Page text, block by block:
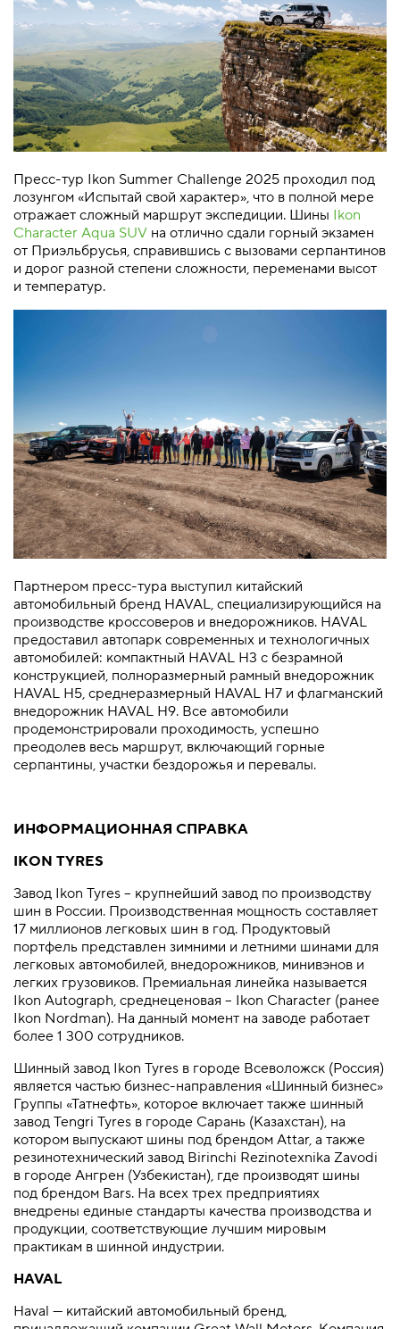
Пресс-тур Ikon Summer Challenge 2025 проходил под
лозунгом «Испытай свой характер», что в полной мере
отражает сложный маршрут экспедиции. Шины Ikon
Character Aqua SUV на отлично сдали горный экзамен
от Приэльбрусья, справившись с вызовами серпантинов
и дорог разной степени сложности, переменами высот
и температур.
Партнером пресс-тура выступил китайский
автомобильный бренд HAVAL, специализирующийся на
производстве кроссоверов и внедорожников. HAVAL
предоставил автопарк современных и технологичных
автомобилей: компактный HAVAL H3 с безрамной
конструкцией, полноразмерный рамный внедорожник
HAVAL H5, среднеразмерный HAVAL H7 и флагманский
внедорожник HAVAL H9. Все автомобили
продемонстрировали проходимость, успешно
преодолев весь маршрут, включающий горные
серпантины, участки бездорожья и перевалы.
ИНФОРМАЦИОННАЯ СПРАВКА
IKON TYRES
Завод Ikon Tyres – крупнейший завод по производству
шин в России. Производственная мощность составляет
17 миллионов легковых шин в год. Продуктовый
портфель представлен зимними и летними шинами для
легковых автомобилей, внедорожников, минивэнов и
легких грузовиков. Премиальная линейка называется
Ikon Autograph, среднеценовая – Ikon Character (ранее
Ikon Nordman). На данный момент на заводе работает
более 1 300 сотрудников.
Шинный завод Ikon Tyres в городе Всеволожск (Россия)
является частью бизнес-направления «Шинный бизнес»
Группы «Татнефть», которое включает также шинный
завод Tengri Tyres в городе Сарань (Казахстан), на
котором выпускают шины под брендом Attar, а также
резинотехнический завод Birinchi Rezinotexnika Zavodi
в городе Ангрен (Узбекистан), где производят шины
под брендом Bars. На всех трех предприятиях
внедрены единые стандарты качества производства и
продукции, соответствующие лучшим мировым
практикам в шинной индустрии.
HAVAL
Haval — китайский автомобильный бренд,